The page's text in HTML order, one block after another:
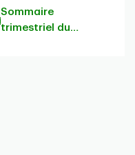
Sommaire
trimestriel du